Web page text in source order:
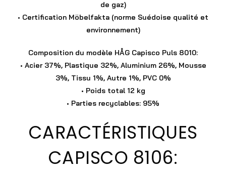
de gaz)
• Certification Möbelfakta (norme Suédoise qualité et
environnement)
Composition du modèle HÅG Capisco Puls 8010:
• Acier 37%, Plastique 32%, Aluminium 26%, Mousse
3%, Tissu 1%, Autre 1%, PVC 0%
• Poids total 12 kg
• Parties recyclables: 95%
CARACTÉRISTIQUES
CAPISCO 8106: